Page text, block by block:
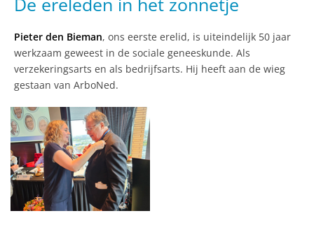
Pieter den Bieman, ons eerste erelid, is uiteindelijk 50 jaar
werkzaam geweest in de sociale geneeskunde. Als
verzekeringsarts en als bedrijfsarts. Hij heeft aan de wieg
gestaan van ArboNed.